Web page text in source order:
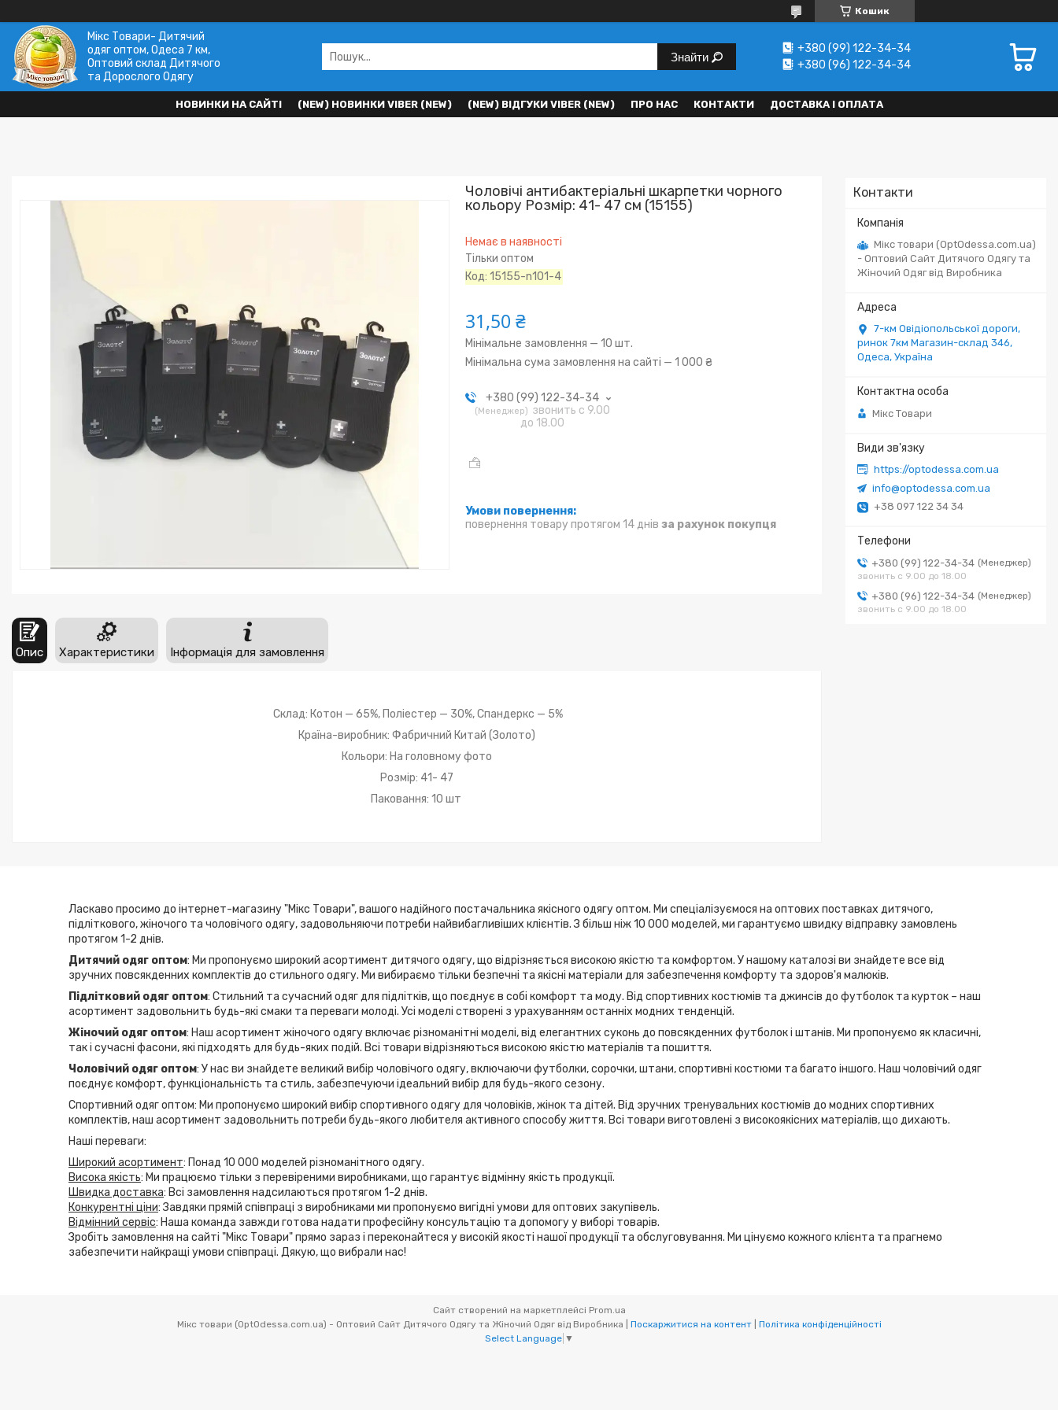
Кошик
Мікс Товари- Дитячий
одяг оптом, Одеса 7 км,
Оптовий склад Дитячого
та Дорослого Одягу
Знайти
+380 (99) 122-34-34
+380 (96) 122-34-34
НОВИНКИ НА САЙТІ (NEW) НОВИНКИ VIBER (NEW) (NEW) ВІДГУКИ VIBER (NEW) ПРО НАС КОНТАКТИ ДОСТАВКА І ОПЛАТА
Контакти
Мікс товари (OptOdessa.com.ua)
- Оптовий Сайт Дитячого Одягу та
Жіночий Одяг від Виробника
7-км Овідіопольської дороги,
ринок 7км Магазин-склад 346,
Одеса, Україна
Мікс Товари
https://optodessa.com.ua
info@optodessa.com.ua
+38 097 122 34 34
+380 (99) 122-34-34
Менеджер
звонить с 9.00 до 18.00
+380 (96) 122-34-34
Менеджер
звонить с 9.00 до 18.00
Чоловічі антибактеріальні шкарпетки чорного
кольору Розмір: 41- 47 см (15155)
Немає в наявності
Тільки оптом
Код:15155-n101-4
31,50 ₴
Мінімальне замовлення — 10 шт.
Мінімальна сума замовлення на сайті — 1 000 ₴
+380 (99) 122-34-34
Менеджер
звонить с 9.00
до 18.00
повернення товару протягом 14 днів за рахунок покупця
Опис Характеристики Інформація для замовлення
Склад: Котон — 65%, Поліестер — 30%, Спандеркс — 5%
Країна-виробник: Фабричний Китай (Золото)
Кольори: На головному фото
Розмір: 41- 47
Паковання: 10 шт
Ласкаво просимо до інтернет-магазину "Мікс Товари", вашого надійного постачальника якісного одягу оптом. Ми спеціалізуємося на оптових поставках дитячого,
підліткового, жіночого та чоловічого одягу, задовольняючи потреби найвибагливіших клієнтів. З більш ніж 10 000 моделей, ми гарантуємо швидку відправку замовлень
протягом 1-2 днів.
Дитячий одяг оптом: Ми пропонуємо широкий асортимент дитячого одягу, що відрізняється високою якістю та комфортом. У нашому каталозі ви знайдете все від
зручних повсякденних комплектів до стильного одягу. Ми вибираємо тільки безпечні та якісні матеріали для забезпечення комфорту та здоров'я малюків.
Підлітковий одяг оптом: Стильний та сучасний одяг для підлітків, що поєднує в собі комфорт та моду. Від спортивних костюмів та джинсів до футболок та курток – наш
асортимент задовольнить будь-які смаки та переваги молоді. Усі моделі створені з урахуванням останніх модних тенденцій.
Жіночий одяг оптом: Наш асортимент жіночого одягу включає різноманітні моделі, від елегантних суконь до повсякденних футболок і штанів. Ми пропонуємо як класичні,
так і сучасні фасони, які підходять для будь-яких подій. Всі товари відрізняються високою якістю матеріалів та пошиття.
Чоловічий одяг оптом: У нас ви знайдете великий вибір чоловічого одягу, включаючи футболки, сорочки, штани, спортивні костюми та багато іншого. Наш чоловічий одяг
поєднує комфорт, функціональність та стиль, забезпечуючи ідеальний вибір для будь-якого сезону.
Спортивний одяг оптом: Ми пропонуємо широкий вибір спортивного одягу для чоловіків, жінок та дітей. Від зручних тренувальних костюмів до модних спортивних
комплектів, наш асортимент задовольнить потреби будь-якого любителя активного способу життя. Всі товари виготовлені з високоякісних матеріалів, що дихають.
Наші переваги:
Широкий асортимент: Понад 10 000 моделей різноманітного одягу.
Висока якість: Ми працюємо тільки з перевіреними виробниками, що гарантує відмінну якість продукції.
Швидка доставка: Всі замовлення надсилаються протягом 1-2 днів.
Конкурентні ціни: Завдяки прямій співпраці з виробниками ми пропонуємо вигідні умови для оптових закупівель.
Відмінний сервіс: Наша команда завжди готова надати професійну консультацію та допомогу у виборі товарів.
Зробіть замовлення на сайті "Мікс Товари" прямо зараз і переконайтеся у високій якості нашої продукції та обслуговування. Ми цінуємо кожного клієнта та прагнемо
забезпечити найкращі умови співпраці. Дякую, що вибрали нас!
Сайт створений на маркетплейсі Prom.ua
Поскаржитися на контент
Політика конфіденційності
Select Language ▼